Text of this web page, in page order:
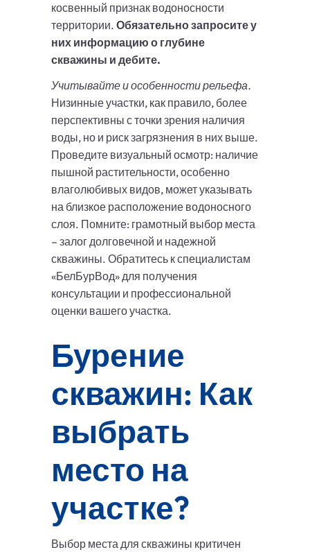
косвенный признак водоносности
территории. Обязательно запросите у
них информацию о глубине
скважины и дебите.
Учитывайте и особенности рельефа.
Низинные участки, как правило, более
перспективны с точки зрения наличия
воды, но и риск загрязнения в них выше.
Проведите визуальный осмотр: наличие
пышной растительности, особенно
влаголюбивых видов, может указывать
на близкое расположение водоносного
слоя. Помните: грамотный выбор места
– залог долговечной и надежной
скважины. Обратитесь к специалистам
«БелБурВод» для получения
консультации и профессиональной
оценки вашего участка.
Бурение
скважин: Как
выбрать
место на
участке?
Выбор места для скважины критичен